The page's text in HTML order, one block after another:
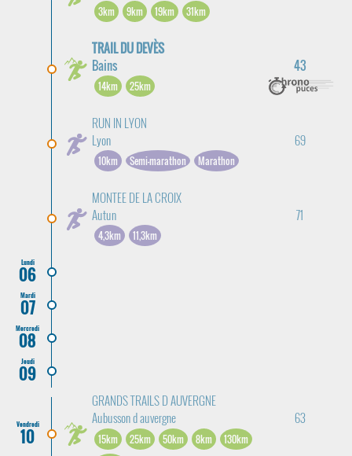
3km 9km 19km 31km
TRAIL DU DEVÈS
Bains
43
14km 25km
RUN IN LYON
Lyon
69
10km Semi-marathon Marathon
MONTEE DE LA CROIX
Autun
71
4,3km 11,3km
Lundi
06
Mardi
07
Mercredi
08
Jeudi
09
Vendredi
10
GRANDS TRAILS D AUVERGNE
Aubusson d auvergne
63
15km 25km 50km 8km
130km